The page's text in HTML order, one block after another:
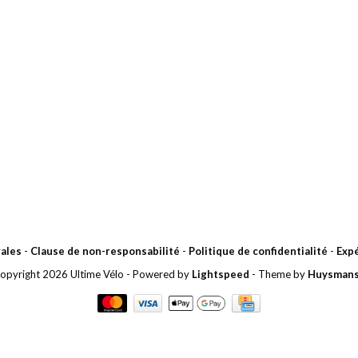
- Clause de non-responsabilité - Politique de confidentialité -
2026 Ultime Vélo - Powered by Lightspeed - Theme by